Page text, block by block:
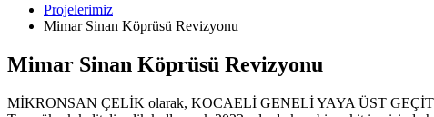
Projelerimiz
Mimar Sinan Köprüsü Revizyonu
Mimar Sinan Köprüsü Revizyonu
MİKRONSAN ÇELİK olarak, KOCAELİ GENELİ YAYA ÜST